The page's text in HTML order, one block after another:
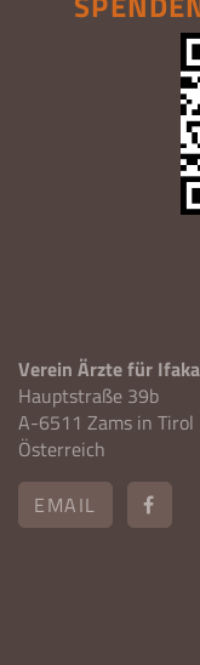
Verein Ärzte für
Hauptstraße 39b
A-6511 Zams in Tirol
Österreich
EMAIL